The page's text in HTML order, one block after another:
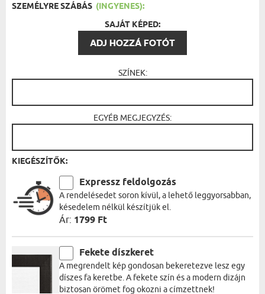
SZEMÉLYRE SZÁBÁS (INGYENES):
SAJÁT KÉPED:
ADJ HOZZÁ FOTÓT
SZÍNEK:
EGYÉB MEGJEGYZÉS:
KIEGÉSZÍTŐK:
Expressz feldolgozás
A rendelésedet soron kívül, a lehető leggyorsabban,
késedelem nélkül készítjük el.
Ár: 1799 Ft
Fekete díszkeret
A megrendelt kép gondosan bekeretezve lesz egy
díszes fa keretbe. A fekete szín és a modern dizájn
biztosan örömet fog okozni a címzettnek!